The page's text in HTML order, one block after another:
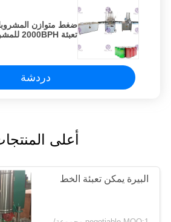
ضغط متوازن
تعبئة 2000BPH للمشروبات الغازية
دردشة
أعلى
البيرة يمكن تعبئة الخط